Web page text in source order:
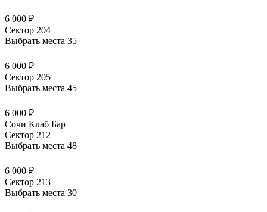
6 000 ₽
Сектор 204
Выбрать места 35
6 000 ₽
Сектор 205
Выбрать места 45
6 000 ₽
Сочи Клаб Бар
Сектор 212
Выбрать места 48
6 000 ₽
Сектор 213
Выбрать места 30